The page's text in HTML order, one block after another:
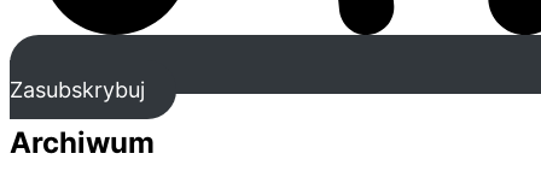
Zasubskrybuj
Archiwum